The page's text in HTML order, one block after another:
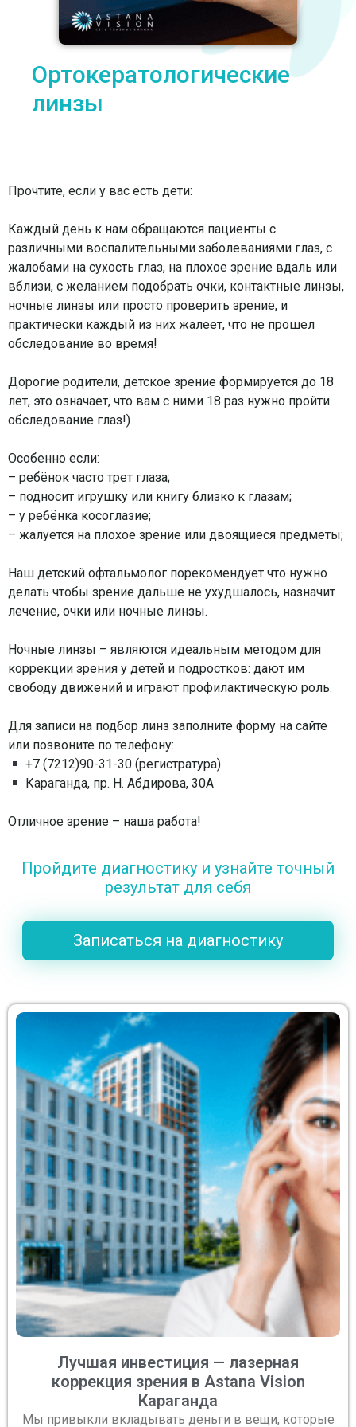
Ортокератологические
линзы
Прочтите, если у вас есть дети:
Каждый день к нам обращаются пациенты с
различными воспалительными заболеваниями глаз, с
жалобами на сухость глаз, на плохое зрение вдаль или
вблизи, с желанием подобрать очки, контактные линзы,
ночные линзы или просто проверить зрение, и
практически каждый из них жалеет, что не прошел
обследование во время!
Дорогие родители, детское зрение формируется до 18
лет, это означает, что вам с ними 18 раз нужно пройти
обследование глаз!)
Особенно если:
– ребёнок часто трет глаза;
– подносит игрушку или книгу близко к глазам;
– у ребёнка косоглазие;
– жалуется на плохое зрение или двоящиеся предметы;
Наш детский офтальмолог порекомендует что нужно
делать чтобы зрение дальше не ухудшалось, назначит
лечение, очки или ночные линзы.
Ночные линзы – являются идеальным методом для
коррекции зрения у детей и подростков: дают им
свободу движений и играют профилактическую роль.
Для записи на подбор линз заполните форму на сайте
или позвоните по телефону:
+7 (7212)90-31-30 (регистратура)
Караганда, пр. Н. Абдирова, 30А
Отличное зрение – наша работа!
Пройдите диагностику и узнайте точный
результат для себя
Записаться на диагностику
Лучшая инвестиция — лазерная
коррекция зрения в Astana Vision
Караганда
Мы привыкли вкладывать деньги в вещи, которые